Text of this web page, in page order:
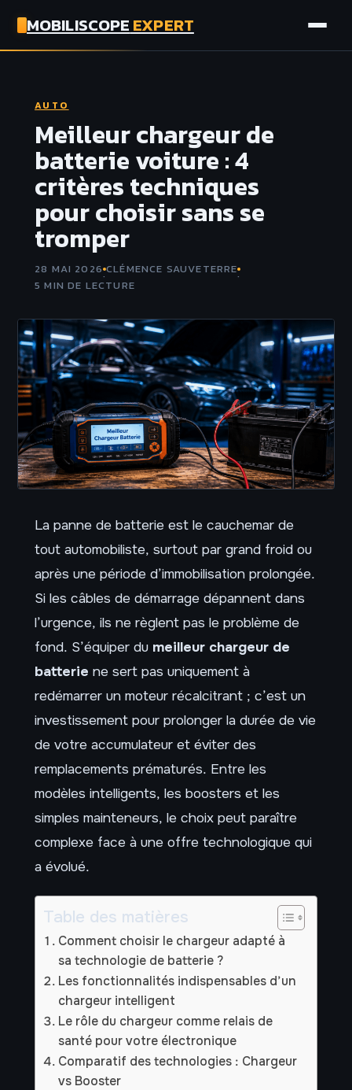
MOBILISCOPEEXPERT
ASSURANCE
AUTO
Meilleur chargeur de
batterie voiture : 4
critères techniques
pour choisir sans se
tromper
28 MAI 2026·CLÉMENCE SAUVETERRE·
5 MIN DE LECTURE
La panne de batterie est le cauchemar de
tout automobiliste, surtout par grand froid ou
après une période d’immobilisation prolongée.
Si les câbles de démarrage dépannent dans
l’urgence, ils ne règlent pas le problème de
fond. S’équiper du meilleur chargeur de
batterie ne sert pas uniquement à
redémarrer un moteur récalcitrant ; c’est un
investissement pour prolonger la durée de vie
de votre accumulateur et éviter des
remplacements prématurés. Entre les
modèles intelligents, les boosters et les
simples mainteneurs, le choix peut paraître
complexe face à une offre technologique qui
a évolué.
Table des matières
Comment choisir le chargeur adapté à
sa technologie de batterie ?
Les fonctionnalités indispensables d’un
chargeur intelligent
Le rôle du chargeur comme relais de
santé pour votre électronique
Comparatif des technologies : Chargeur
vs Booster